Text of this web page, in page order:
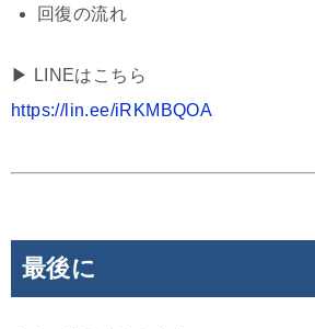
回復の流れ
▶︎ LINEはこちら
https://lin.ee/iRKMBQOA
最後に